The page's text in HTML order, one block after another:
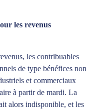
les revenus
les contribuables
de type bénéfices non
et commerciaux
à partir de mardi. La
alors indisponible, et les